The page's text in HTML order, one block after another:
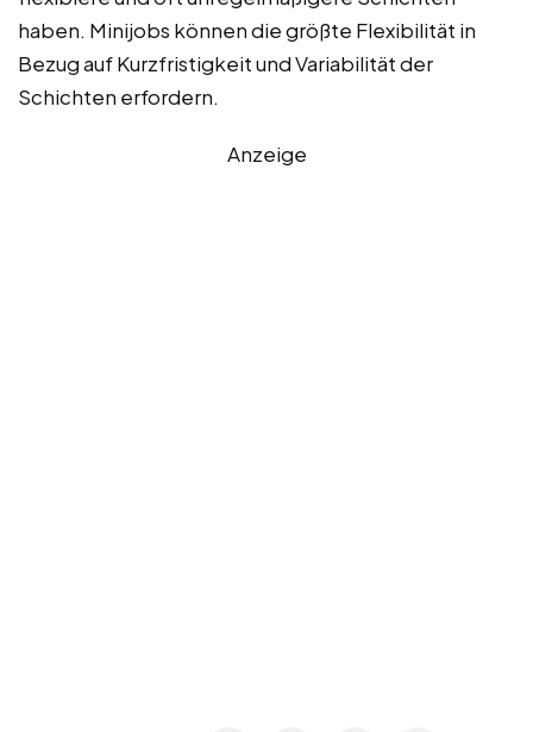
haben. Minijobs können die größte Flexibilität in
Bezug auf Kurzfristigkeit und Variabilität der
Schichten erfordern.
Anzeige